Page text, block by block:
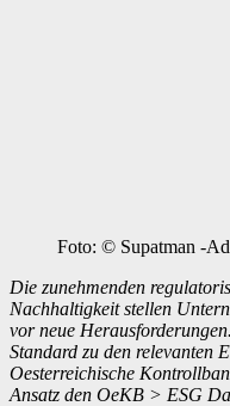
Foto: © Supatman -
Die zunehmenden
Nachhaltigkeit stellen
vor neue
Standard zu den relevanten
Oesterreichische
Ansatz den OeKB > ESG